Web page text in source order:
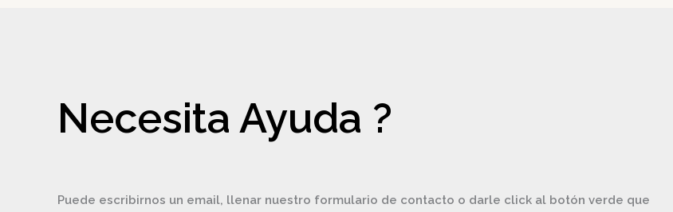
Necesita Ayuda ?
Puede escribirnos un email, llenar nuestro formulario de contacto o darle click al botón verde que